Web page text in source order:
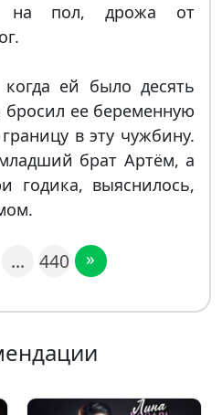
на пол, дрожа от
ей было десять
бросил ее беременную
в эту чужбину.
брат Артём, а
годика, выяснилось,
… 440 »